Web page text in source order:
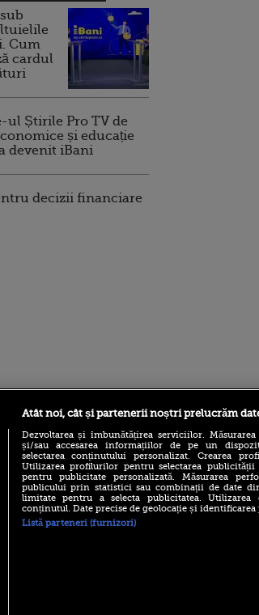
Cum
cardul
ul Știrile Pro TV de
și educație
devenit iBani
decizii financiare
foodstory.ro
(P) Descoperă Lumea
Procinema.ro
Atât noi, cât și partenerii noștri prelucrăm
Dezvoltarea și îmbunătățirea serviciilor.
și/sau accesarea informațiilor de pe un
selectarea conținutului personalizat. Crearea
Utilizarea profilurilor pentru selectarea publicității
pentru publicitate personalizată. Măsurarea
publicului prin statistici sau combinații de date
limitate pentru a selecta publicitatea.
conținutul. Date precise de geolocație și
Listă parteneri (furnizori)